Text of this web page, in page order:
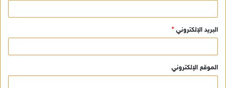
البريد الإلكتروني *
الموقع الإلكتروني